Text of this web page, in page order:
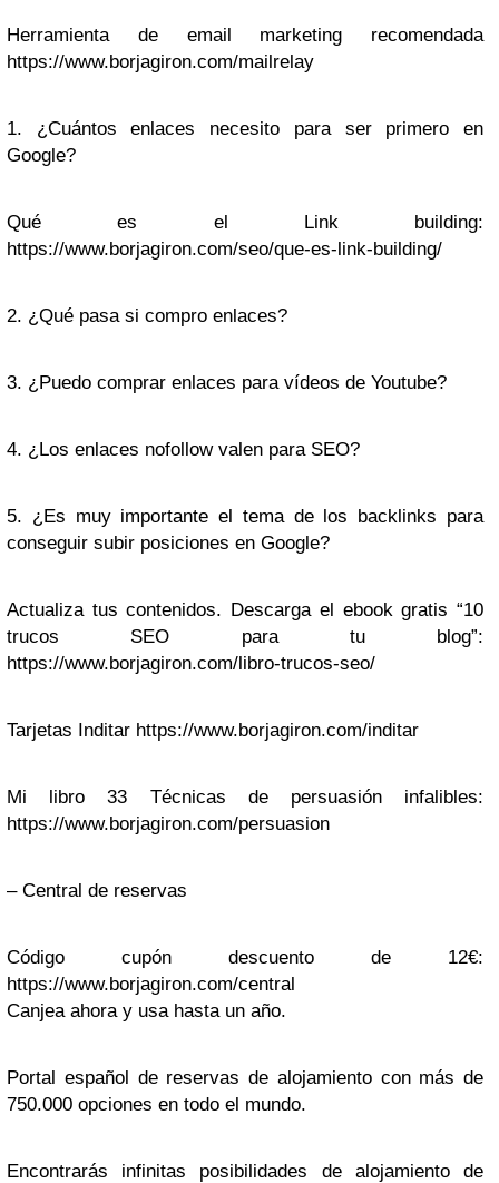
Herramienta de email marketing recomendada
https://www.borjagiron.com/mailrelay
1. ¿Cuántos enlaces necesito para ser primero en
Google?
Qué es el Link building:
https://www.borjagiron.com/seo/que-es-link-building/
2. ¿Qué pasa si compro enlaces?
3. ¿Puedo comprar enlaces para vídeos de Youtube?
4. ¿Los enlaces nofollow valen para SEO?
5. ¿Es muy importante el tema de los backlinks para
conseguir subir posiciones en Google?
Actualiza tus contenidos. Descarga el ebook gratis “10
trucos SEO para tu blog”:
https://www.borjagiron.com/libro-trucos-seo/
Tarjetas Inditar https://www.borjagiron.com/inditar
Mi libro 33 Técnicas de persuasión infalibles:
https://www.borjagiron.com/persuasion
– Central de reservas
Código cupón descuento de 12€:
https://www.borjagiron.com/central
Canjea ahora y usa hasta un año.
Portal español de reservas de alojamiento con más de
750.000 opciones en todo el mundo.
Encontrarás infinitas posibilidades de alojamiento de